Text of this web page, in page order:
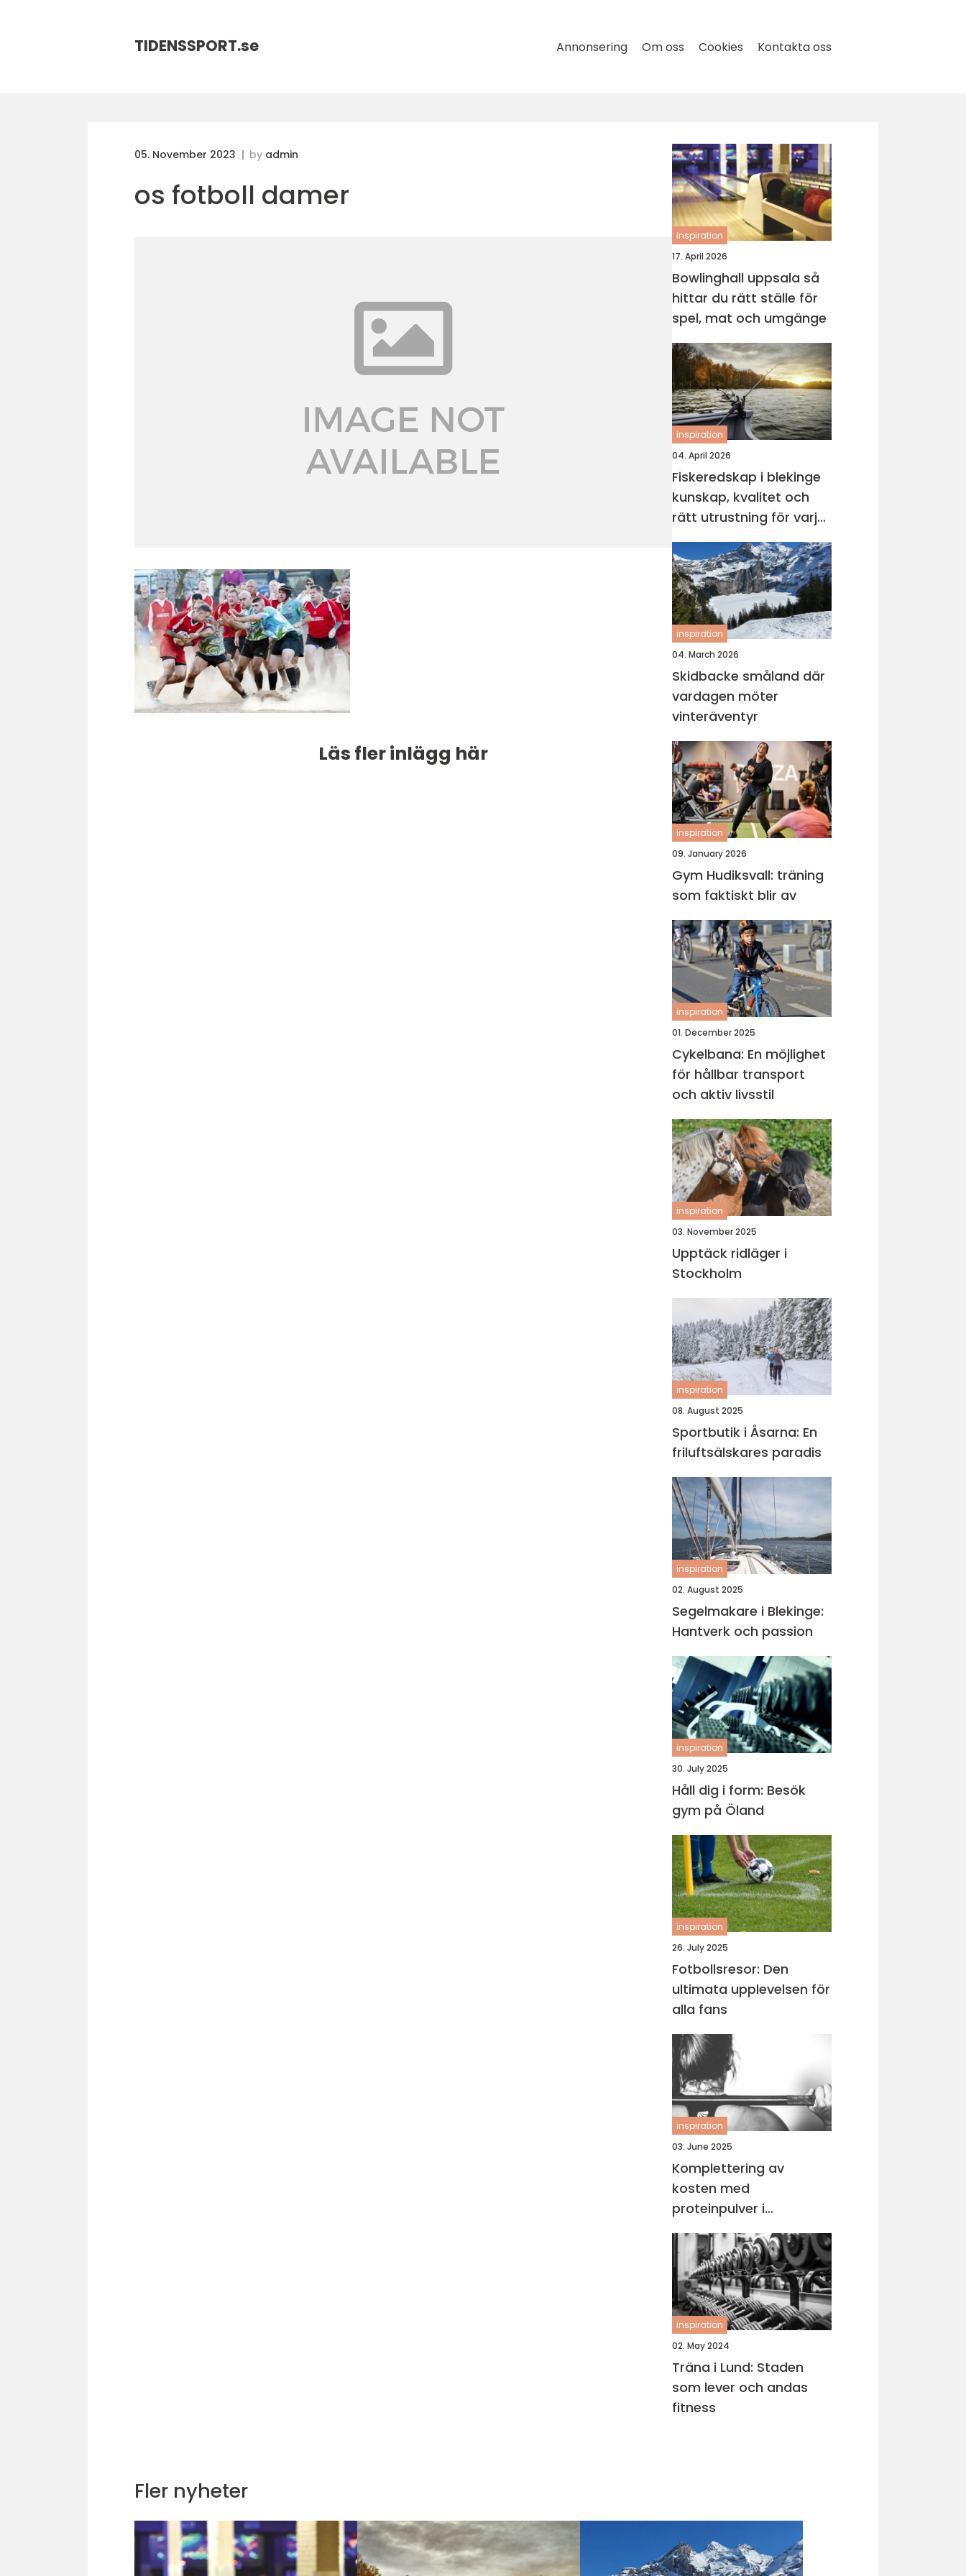
TIDENSSPORT.se Annonsering Om oss Cookies Kontakta oss
05. November 2023 by admin
os fotboll damer
Läs fler inlägg här
inspiration
17. April 2026
Bowlinghall uppsala så
hittar du rätt ställe för
spel, mat och umgänge
inspiration
04. April 2026
Fiskeredskap i blekinge
kunskap, kvalitet och
rätt utrustning för varje
vatten
inspiration
04. March 2026
Skidbacke småland där
vardagen möter
vinteräventyr
inspiration
09. January 2026
Gym Hudiksvall: träning
som faktiskt blir av
inspiration
01. December 2025
Cykelbana: En möjlighet
för hållbar transport
och aktiv livsstil
inspiration
03. November 2025
Upptäck ridläger i
Stockholm
inspiration
08. August 2025
Sportbutik i Åsarna: En
friluftsälskares paradis
inspiration
02. August 2025
Segelmakare i Blekinge:
Hantverk och passion
inspiration
30. July 2025
Håll dig i form: Besök
gym på Öland
inspiration
26. July 2025
Fotbollsresor: Den
ultimata upplevelsen för
alla fans
inspiration
03. June 2025
Komplettering av
kosten med
proteinpulver i
Göteborg
inspiration
02. May 2024
Träna i Lund: Staden
som lever och andas
fitness
Fler nyheter